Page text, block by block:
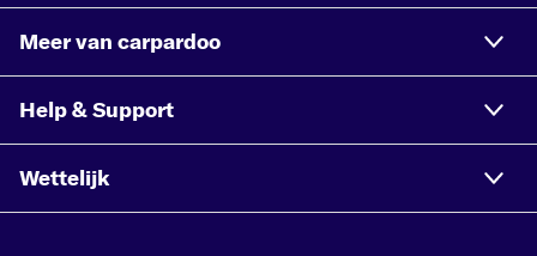
Meer van carpardoo
Help & Support
Wettelijk